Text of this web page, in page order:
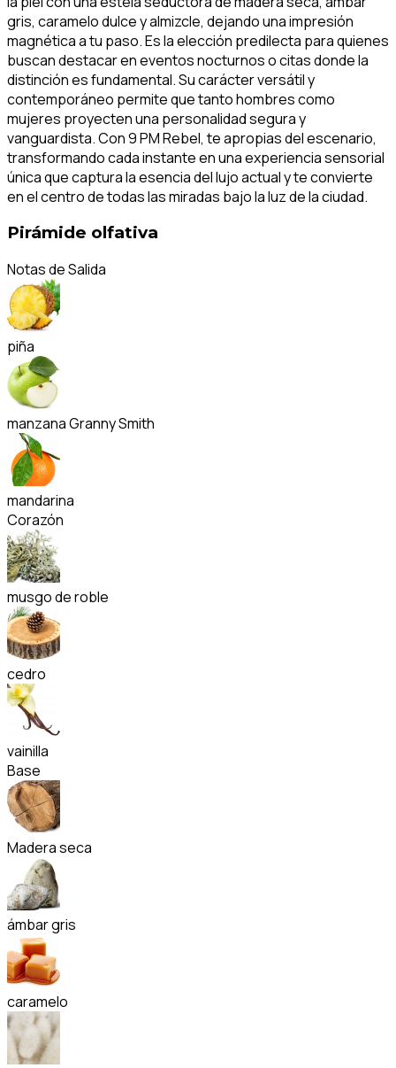
gris, caramelo dulce y almizcle, dejando una impresión
magnética a tu paso. Es la elección predilecta para quienes
buscan destacar en eventos nocturnos o citas donde la
distinción es fundamental. Su carácter versátil y
contemporáneo permite que tanto hombres como
mujeres proyecten una personalidad segura y
vanguardista. Con 9 PM Rebel, te apropias del escenario,
transformando cada instante en una experiencia sensorial
única que captura la esencia del lujo actual y te convierte
en el centro de todas las miradas bajo la luz de la ciudad.
Pirámide olfativa
Notas de Salida
piña
manzana Granny Smith
mandarina
Corazón
musgo de roble
cedro
vainilla
Base
Madera seca
ámbar gris
caramelo